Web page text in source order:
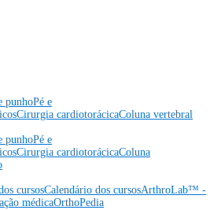
punhoPé e
Cirurgia cardiotorácicaColuna vertebral
punhoPé e
Cirurgia cardiotorácicaColuna
cursosCalendário dos cursosArthroLab™ -
médicaOrthoPedia